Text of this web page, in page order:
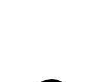
deras
de hade
fick anpassa
vi ju då, ja, de